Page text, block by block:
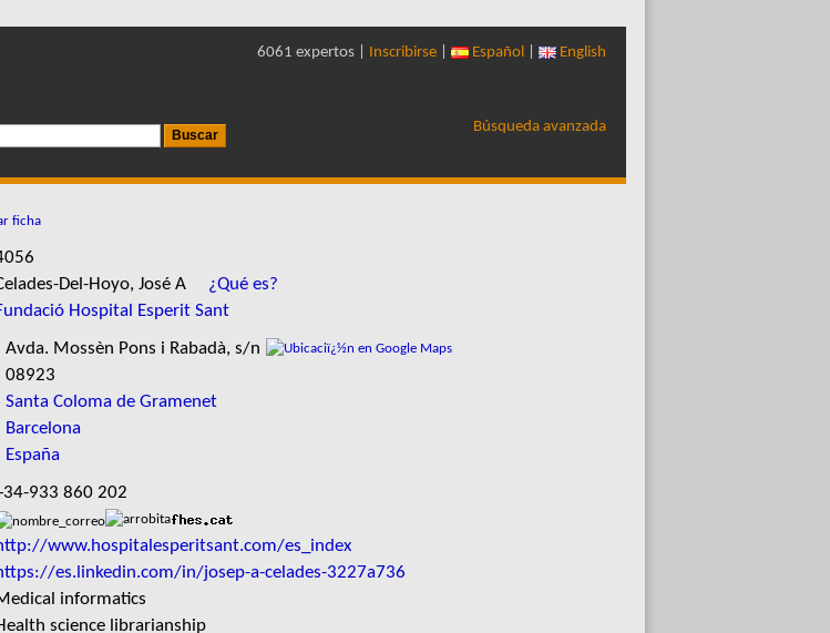
6061 expertos | Inscribirse Español English
Búsqueda avanzada
ficha
Del-Hoyo, José A ¿Qué es?
Hospital Esperit Sant
Avda. Mossèn Pons i Rabadà, s/n
08923
Santa Coloma de Gramenet
Barcelona
España
933 860 202
www.hospitalesperitsant.com/es_index
es.linkedin.com/in/josep-a-celades-3227a736
informatics
science librarianship